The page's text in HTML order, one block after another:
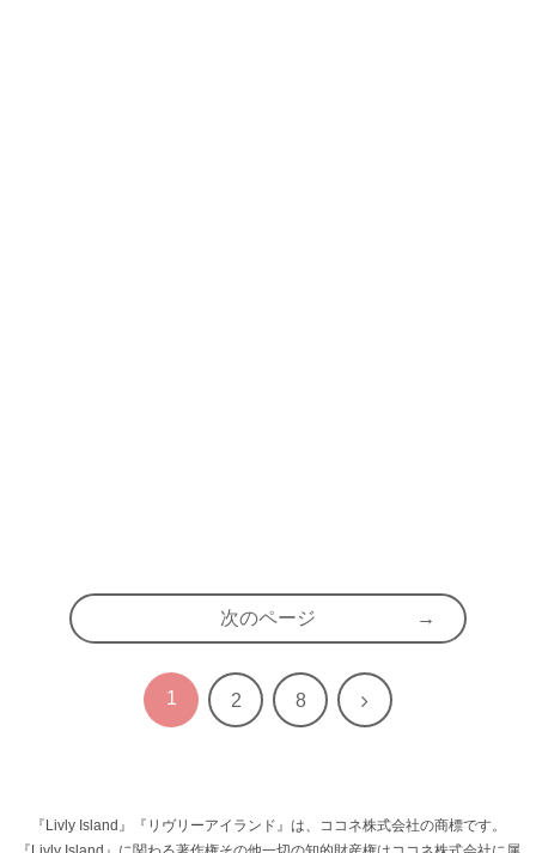
次のページ
1 2 8 次
『Livly Island』『リヴリーアイランド』は、ココネ株式会社の商標です。